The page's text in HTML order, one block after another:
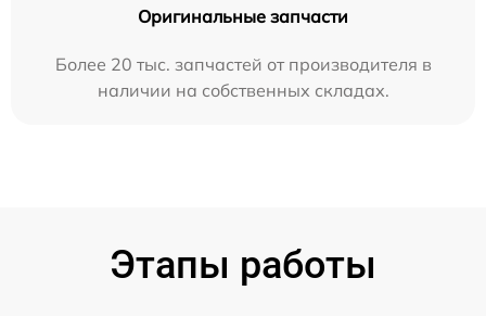
Оригинальные запчасти
Более 20 тыс. запчастей от производителя в
наличии на собственных складах.
Этапы работы